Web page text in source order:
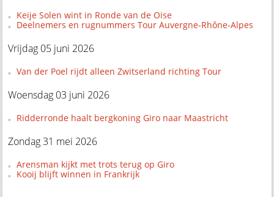
Keije Solen wint in Ronde van de Oise
Deelnemers en rugnummers Tour Auvergne-Rhône-Alpes
Vrijdag 05 juni 2026
Van der Poel rijdt alleen Zwitserland richting Tour
Woensdag 03 juni 2026
Ridderronde haalt bergkoning Giro naar Maastricht
Zondag 31 mei 2026
Arensman kijkt met trots terug op Giro
Kooij blijft winnen in Frankrijk